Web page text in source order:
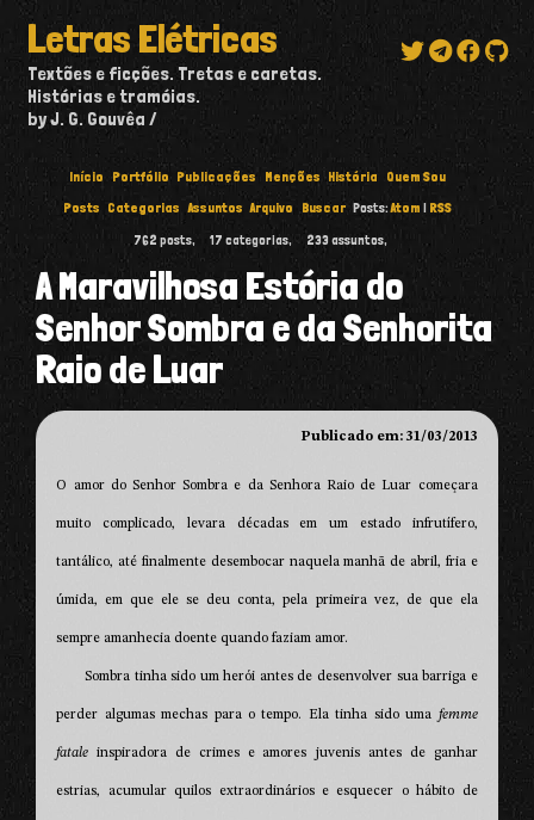
Letras Elétricas
Textões e ficções. Tretas e caretas.
Histórias e tramóias.
by J. G. Gouvêa
Início Portfólio Publicações Menções História
Quem Sou
Posts Categorias Assuntos Arquivo Buscar Posts:Atom | RSS
762 posts, 17 categorias, 233assuntos,
A Maravilhosa Estória do
Senhor Sombra e da Senhorita
Raio de Luar
Publicado em: 31/03/2013
O amor do Senhor Sombra e da Senhora Raio de Luar começara
muito complicado, levara décadas em um estado infrutífero,
tantálico, até finalmente desembocar naquela manhã de abril, fria e
úmida, em que ele se deu conta, pela primeira vez, de que ela
sempre amanhecia doente quando faziam amor.
Sombra tinha sido um herói antes de desenvolver sua barriga e
perder algumas mechas para o tempo. Ela tinha sido uma femme
fatale inspiradora de crimes e amores juvenis antes de ganhar
estrias, acumular quilos extraordinários e esquecer o hábito de